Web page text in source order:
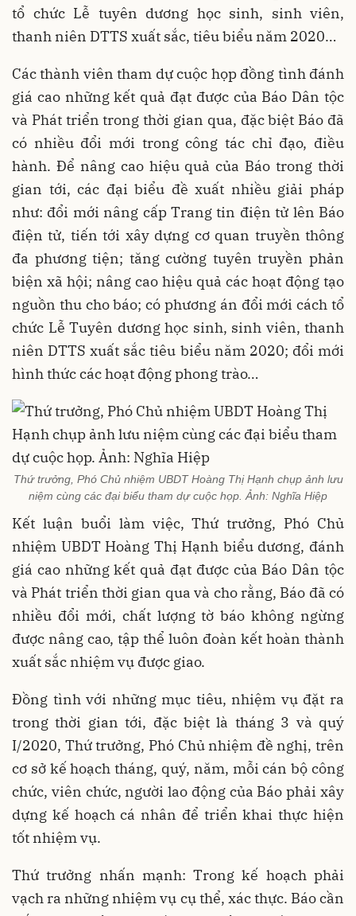
tổ chức Lễ tuyên dương học sinh, sinh viên,
thanh niên DTTS xuất sắc, tiêu biểu năm 2020…
Các thành viên tham dự cuộc họp đồng tình đánh
giá cao những kết quả đạt được của Báo Dân tộc
và Phát triển trong thời gian qua, đặc biệt Báo đã
có nhiều đổi mới trong công tác chỉ đạo, điều
hành. Để nâng cao hiệu quả của Báo trong thời
gian tới, các đại biểu đề xuất nhiều giải pháp
như: đổi mới nâng cấp Trang tin điện tử lên Báo
điện tử, tiến tới xây dựng cơ quan truyền thông
đa phương tiện; tăng cường tuyên truyền phản
biện xã hội; nâng cao hiệu quả các hoạt động tạo
nguồn thu cho báo; có phương án đổi mới cách tổ
chức Lễ Tuyên dương học sinh, sinh viên, thanh
niên DTTS xuất sắc tiêu biểu năm 2020; đổi mới
hình thức các hoạt động phong trào…
Thứ trưởng, Phó Chủ nhiệm UBDT Hoàng Thị Hạnh chụp ảnh lưu
niệm cùng các đại biểu tham dự cuộc họp. Ảnh: Nghĩa Hiệp
Kết luận buổi làm việc, Thứ trưởng, Phó Chủ
nhiệm UBDT Hoàng Thị Hạnh biểu dương, đánh
giá cao những kết quả đạt được của Báo Dân tộc
và Phát triển thời gian qua và cho rằng, Báo đã có
nhiều đổi mới, chất lượng tờ báo không ngừng
được nâng cao, tập thể luôn đoàn kết hoàn thành
xuất sắc nhiệm vụ được giao.
Đồng tình với những mục tiêu, nhiệm vụ đặt ra
trong thời gian tới, đặc biệt là tháng 3 và quý
I/2020, Thứ trưởng, Phó Chủ nhiệm đề nghị, trên
cơ sở kế hoạch tháng, quý, năm, mỗi cán bộ công
chức, viên chức, người lao động của Báo phải xây
dựng kế hoạch cá nhân để triển khai thực hiện
tốt nhiệm vụ.
Thứ trưởng nhấn mạnh: Trong kế hoạch phải
vạch ra những nhiệm vụ cụ thể, xác thực. Báo cần